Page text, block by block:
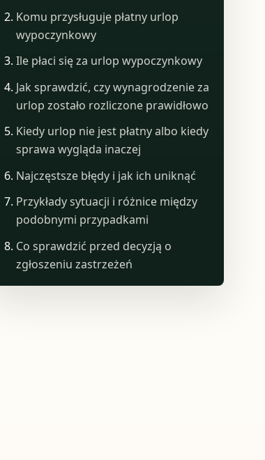
Komu przysługuje płatny urlop
wypoczynkowy
Ile płaci się za urlop wypoczynkowy
Jak sprawdzić, czy wynagrodzenie za
urlop zostało rozliczone prawidłowo
Kiedy urlop nie jest płatny albo kiedy
sprawa wygląda inaczej
Najczęstsze błędy i jak ich uniknąć
Przykłady sytuacji i różnice między
podobnymi przypadkami
Co sprawdzić przed decyzją o
zgłoszeniu zastrzeżeń